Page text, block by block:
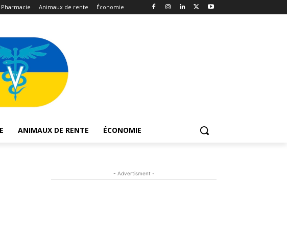
Pharmacie Animaux de rente Économie
ANIMAUX DE RENTE ÉCONOMIE
- Advertisment -